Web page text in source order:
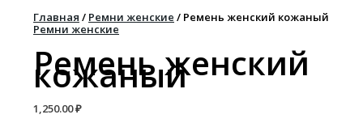
Главная / Ремни женские / Ремень женский кожаный
Ремни женские
Ремень женский
кожаный
1,250.00₽